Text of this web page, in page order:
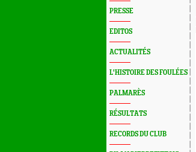
PRESSE
EDITOS
ACTUALITÉS
L'HISTOIRE DES FOULÉES
PALMARÈS
RÉSULTATS
RECORDS DU CLUB